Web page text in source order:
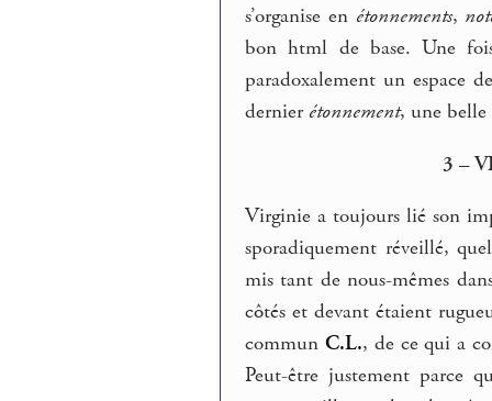
s’organise en étonnements,
bon html de base. Une
paradoxalement un espace
dernierétonnement, une belle
3 –
Virginie a toujours lié son
sporadiquement réveillé,
mis tant de nous-mêmes
côtés et devant étaient
commun C.L., de ce qui a
Peut-être justement parce